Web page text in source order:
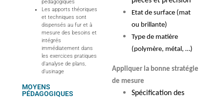
pédagogiques
Les apports théoriques
et techniques sont
dispensés au fur et à
mesure des besoins et
intégrés
immédiatement dans
les exercices pratiques
d’analyse de plans,
d’usinage
MOYENS
PÉDAGOGIQUES
Etat de surface (mat
ou brillante)
Type de matière
(polymère, métal, …)
Appliquer la bonne stratégie
de mesure
Spécification des